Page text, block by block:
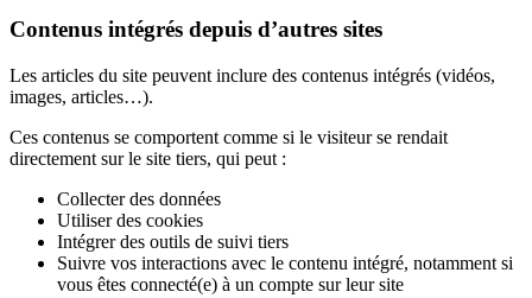
Contenus intégrés depuis d’autres sites
Les articles du site peuvent inclure des contenus intégrés (vidéos,
images, articles…).
Ces contenus se comportent comme si le visiteur se rendait
directement sur le site tiers, qui peut :
Collecter des données
Utiliser des cookies
Intégrer des outils de suivi tiers
Suivre vos interactions avec le contenu intégré, notamment si
vous êtes connecté(e) à un compte sur leur site